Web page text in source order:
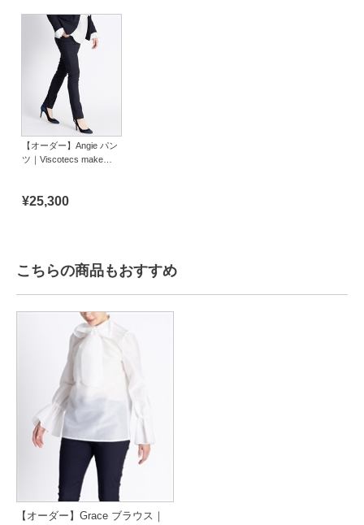
【オーダー】Angie パン
ツ｜Viscotecs make
¥25,300
こちらの商品もおすすめ
【オーダー】Grace ブラウス｜